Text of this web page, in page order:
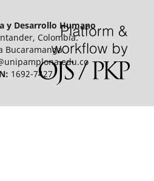
y Desarrollo Humano
Colombia.
Bucaramanga.
1692-7427.